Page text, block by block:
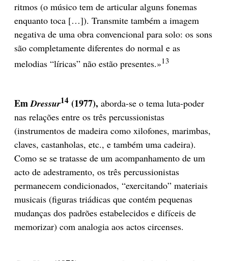
ritmos (o músico tem de articular alguns fonemas
enquanto toca […]). Transmite também a imagem
negativa de uma obra convencional para solo: os sons
são completamente diferentes do normal e as
melodias “líricas” não estão presentes.»13
EmDressur14 (1977), aborda-se o tema luta-poder
nas relações entre os três percussionistas
(instrumentos de madeira como xilofones, marimbas,
claves, castanholas, etc., e também uma cadeira).
Como se se tratasse de um acompanhamento de um
acto de adestramento, os três percussionistas
permanecem condicionados, “exercitando” materiais
musicais (figuras triádicas que contém pequenas
mudanças dos padrões estabelecidos e difíceis de
memorizar) com analogia aos actos circenses.